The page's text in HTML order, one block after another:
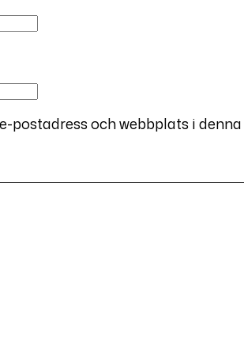
postadress och webbplats i